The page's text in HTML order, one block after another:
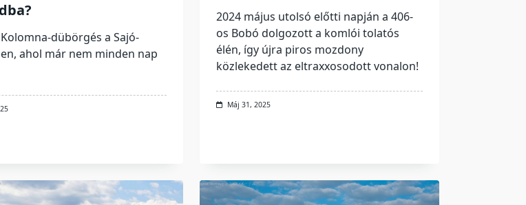
dübörgés a Sajó-
ahol már nem minden nap
2024 május utolsó előtti napján a 406-
os Bobó dolgozott a komlói tolatós
élén, így újra piros mozdony
közlekedett az eltraxxosodott vonalon!
Máj 31, 2025